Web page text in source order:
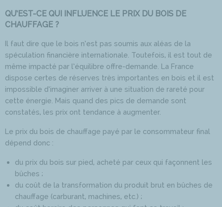
QU’EST-CE QUI INFLUENCE LE PRIX DU BOIS DE
CHAUFFAGE ?
Il faut dire que le bois n’est pas soumis aux aléas de la
spéculation financière internationale. Toutefois, il est tout de
même impacté par l’équilibre offre-demande. La France
dispose certes de réserves très importantes en bois et il est
impossible d’imaginer arriver à une situation de rareté pour
cette énergie. Mais quand des pics de demande sont
constatés, les prix ont tendance à augmenter.
Le prix du bois de chauffage payé par le consommateur final
dépend donc :
du prix du bois sur pied, acheté par ceux qui façonnent les
bûches ;
du coût de la transformation du produit brut en bûches de
chauffage (carburant, machines, etc.) ;